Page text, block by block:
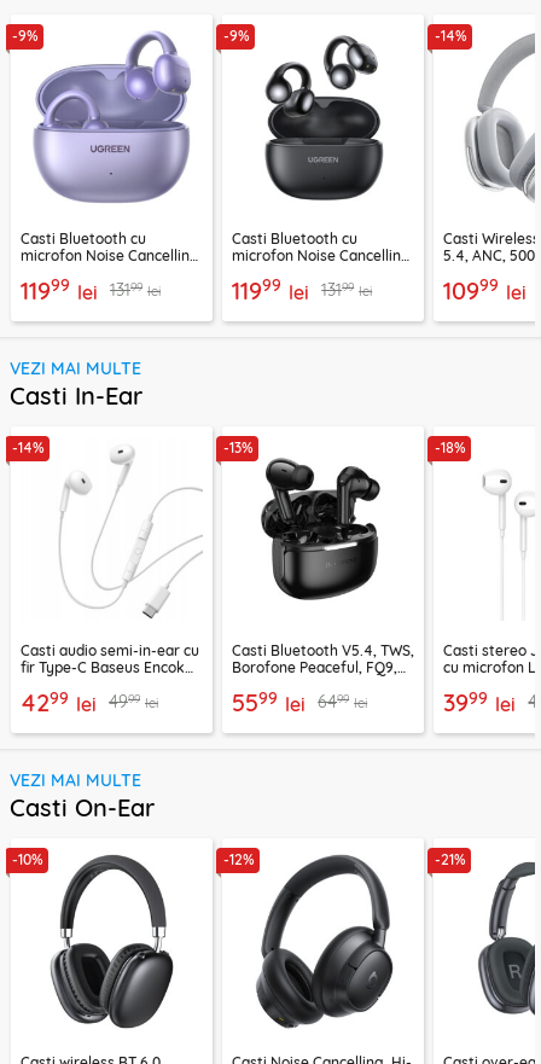
-9%
Casti Bluetooth cu
microfon Noise Cancelling
11999 lei 13199 lei
-9%
Casti Bluetooth cu
microfon Noise Cancelling
11999 lei 13199 lei
-14%
Casti
5.4, ANC,
10999 lei
VEZI MAI MULTE
Casti In-Ear
-14%
Casti audio semi-in-ear cu
fir Type-C Baseus Encok
4299 lei 4999 lei
-13%
Casti Bluetooth V5.4, TWS,
Borofone Peaceful, FQ9,
5599 lei 6499 lei
-18%
Casti stereo
cu microfon
3999 lei
VEZI MAI MULTE
Casti On-Ear
-10% -12% -21%